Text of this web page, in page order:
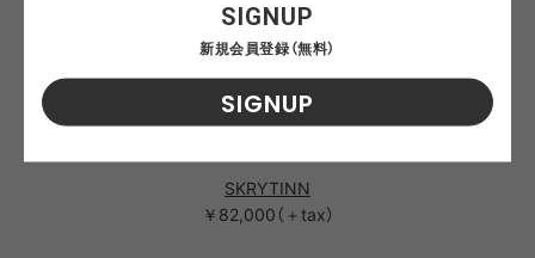
FRAENDI
￥93,000（＋tax）
SOFI
￥50,000（＋tax）
SKRYTINN
￥82,000（＋tax）
SIGNUP
新規会員登録（無料）
SIGNUP